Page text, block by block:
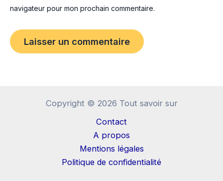
navigateur pour mon prochain commentaire.
Copyright © 2026 Tout savoir sur
Contact
A propos
Mentions légales
Politique de confidentialité